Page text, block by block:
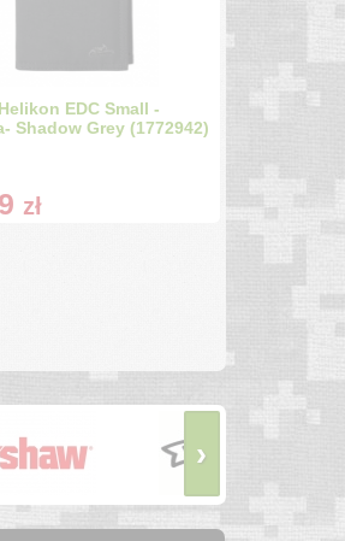
EDC Small -
Shadow Grey (1772942)
zł
›